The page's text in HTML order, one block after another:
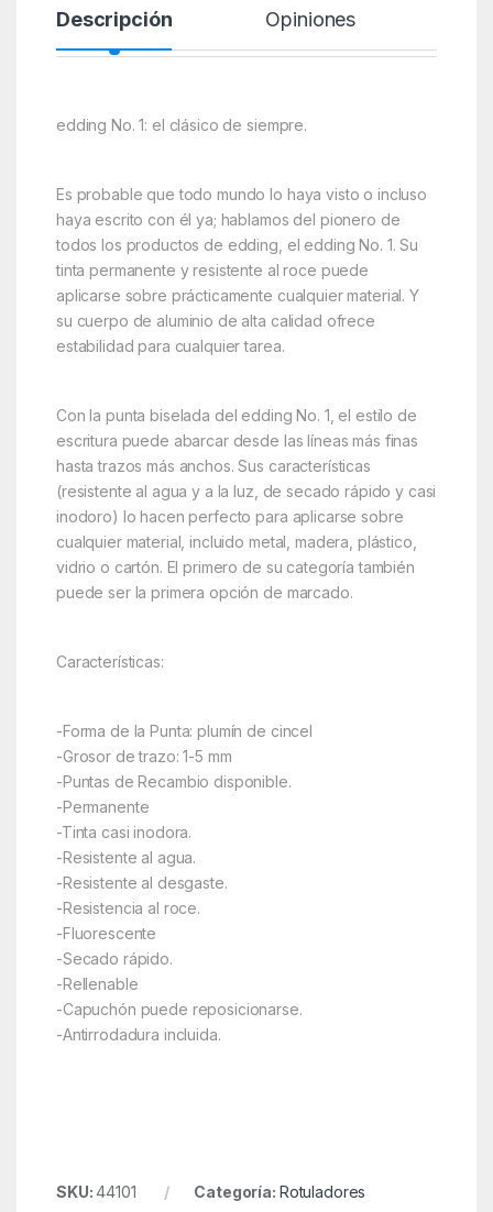
Descripción Opiniones
edding No. 1: el clásico de siempre.
Es probable que todo mundo lo haya visto o incluso
haya escrito con él ya; hablamos del pionero de
todos los productos de edding, el edding No. 1. Su
tinta permanente y resistente al roce puede
aplicarse sobre prácticamente cualquier material. Y
su cuerpo de aluminio de alta calidad ofrece
estabilidad para cualquier tarea.
Con la punta biselada del edding No. 1, el estilo de
escritura puede abarcar desde las líneas más finas
hasta trazos más anchos. Sus características
(resistente al agua y a la luz, de secado rápido y casi
inodoro) lo hacen perfecto para aplicarse sobre
cualquier material, incluido metal, madera, plástico,
vidrio o cartón. El primero de su categoría también
puede ser la primera opción de marcado.
Características:
-Forma de la Punta: plumín de cincel
-Grosor de trazo: 1-5 mm
-Puntas de Recambio disponible.
-Permanente
-Tinta casi inodora.
-Resistente al agua.
-Resistente al desgaste.
-Resistencia al roce.
-Fluorescente
-Secado rápido.
-Rellenable
-Capuchón puede reposicionarse.
-Antirrodadura incluida.
SKU:44101 Categoría: Rotuladores